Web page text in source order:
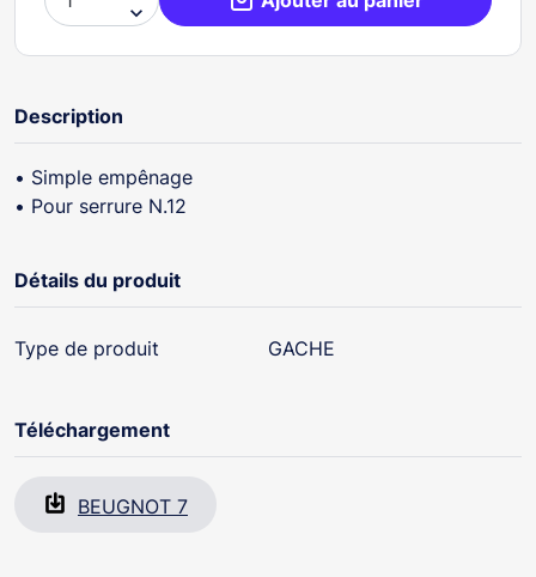

Description
• Simple empênage
• Pour serrure N.12
Détails du produit
Type de produit GACHE
Téléchargement
BEUGNOT 7